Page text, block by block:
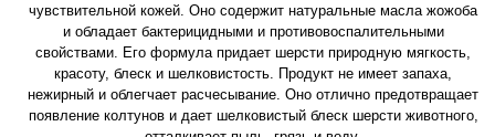
чувствительной кожей. Оно содержит натуральные масла жожоба
и обладает бактерицидными и противовоспалительными
свойствами. Его формула придает шерсти природную мягкость,
красоту, блеск и шелковистость. Продукт не имеет запаха,
нежирный и облегчает расчесывание. Оно отлично предотвращает
появление колтунов и дает шелковистый блеск шерсти животного,